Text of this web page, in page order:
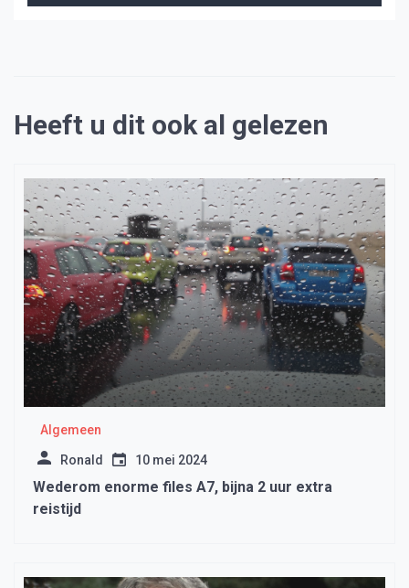
Heeft u dit ook al gelezen
Algemeen
Ronald 10 mei 2024
Wederom enorme files A7, bijna 2 uur extra
reistijd